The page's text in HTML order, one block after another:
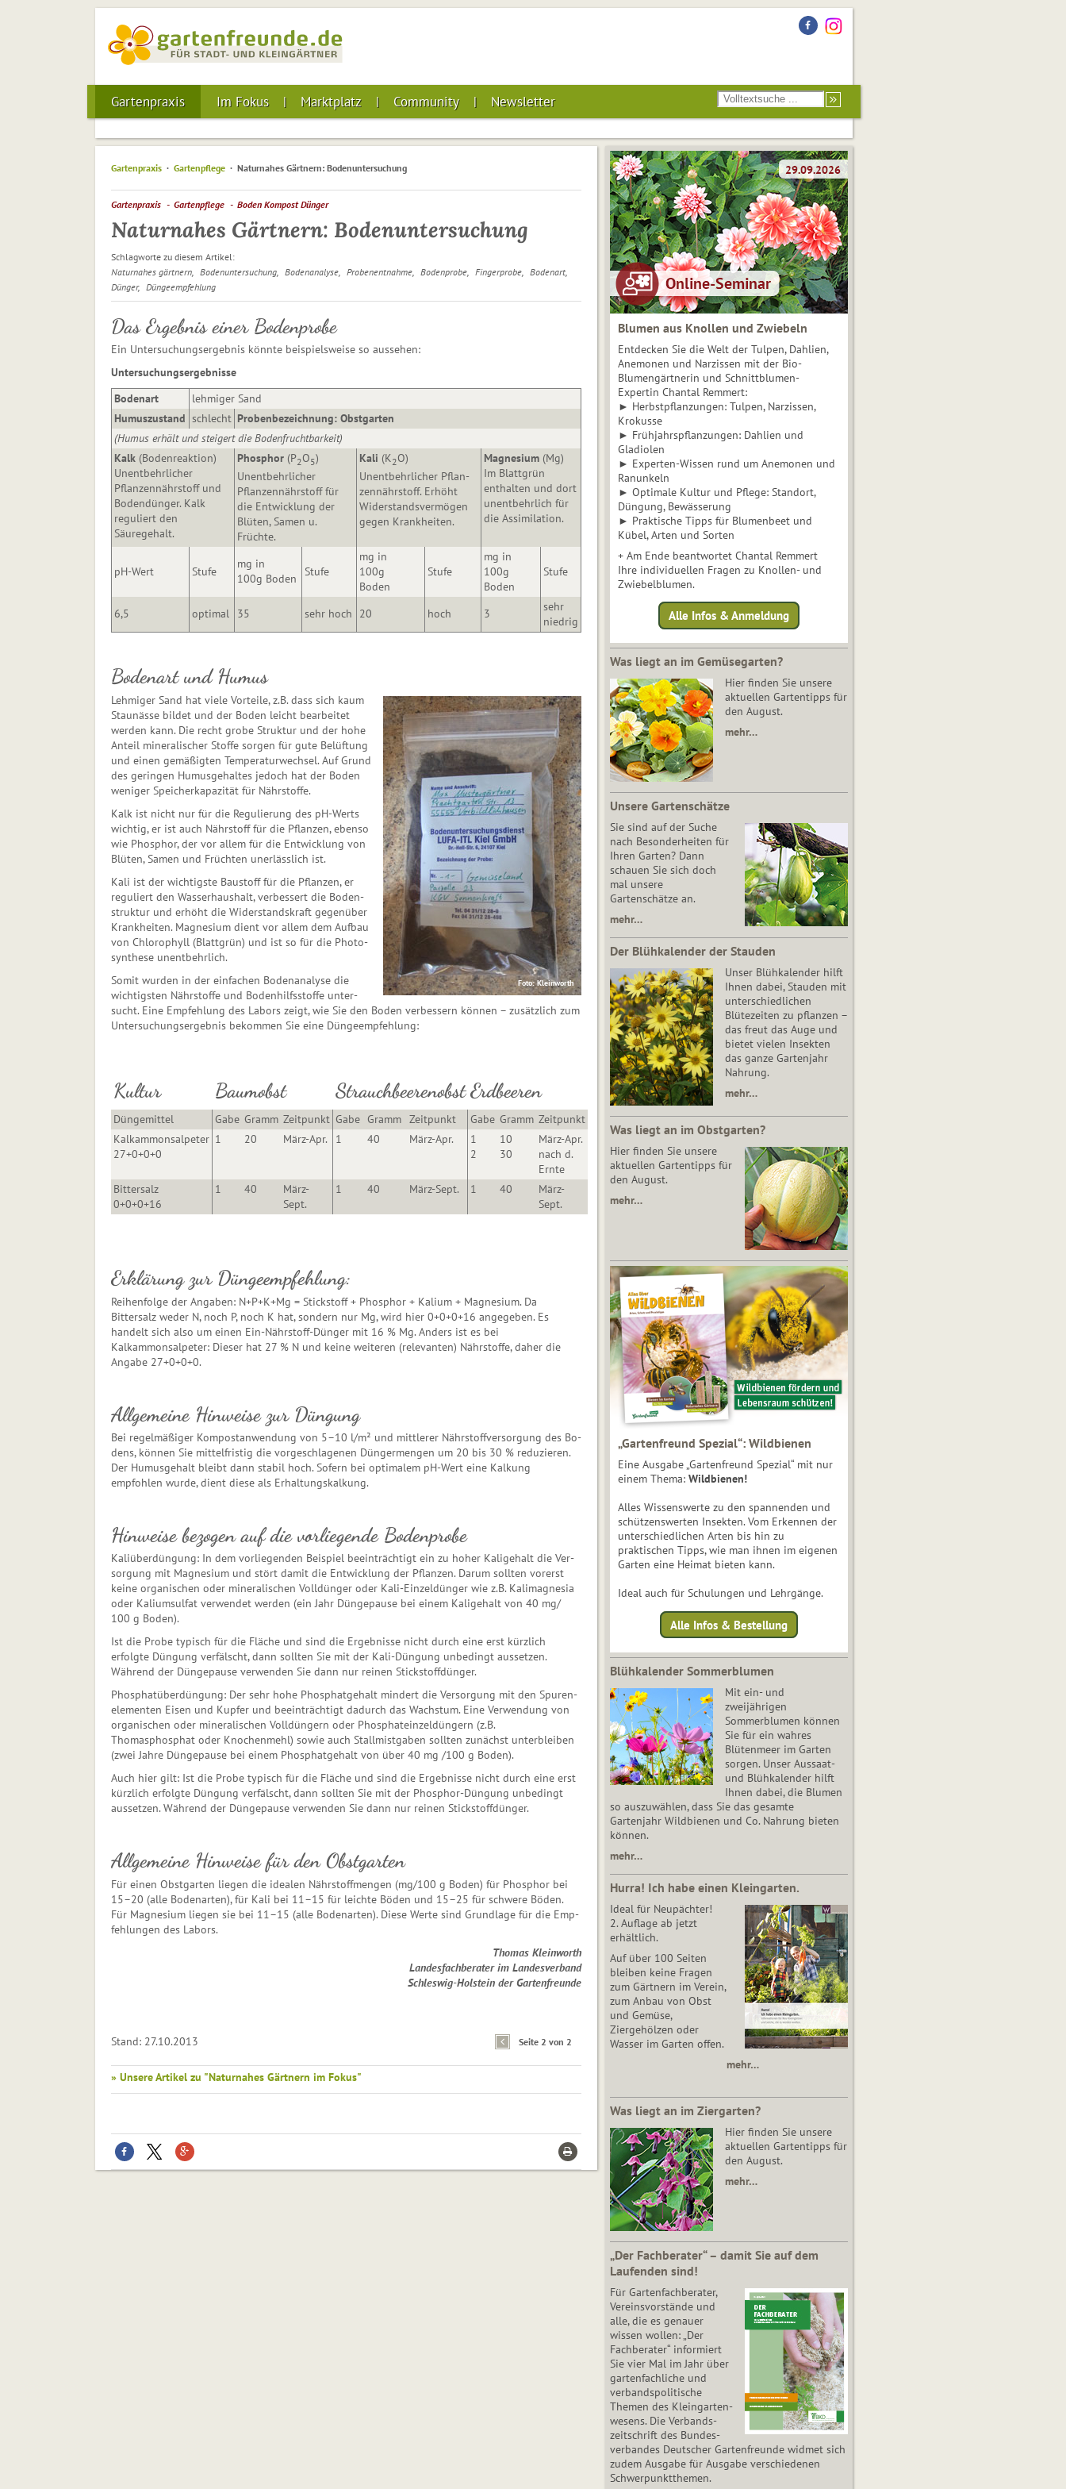
Gartenpraxis Im Fokus Marktplatz Community Newsletter
Gartenpraxis Gartenpflege Naturnahes Gärtnern: Bodenuntersuchung
Gartenpraxis Gartenpflege Boden Kompost Dünger
Naturnahes Gärtnern: Bodenuntersuchung
Schlagworte zu diesem Artikel:
Naturnahes gärtnern
Bodenuntersuchung Bodenanalyse Probenentnahme Bodenprobe Fingerprobe
Bodenart
Dünger
Düngeempfehlung
Das Ergebnis einer Bodenprobe
Ein Untersuchungsergebnis könnte beispielsweise so aussehen:
Untersuchungsergebnisse
Bodenart
lehmiger Sand
Humuszustand schlecht Probenbezeichnung: Obstgarten
(Humus erhält und steigert die Bodenfruchtbarkeit)
Kalk (Boden­reaktion)
Unentbehrlicher
Pflanzennährstoff und
Bodendünger. Kalk
reguliert den
Säuregehalt.
Phosphor (P2O5)
Unentbehrlicher
Pflanzennährstoff für
die Entwicklung der
Blüten, Samen u.
Früchte.
Kali (K2O)
Unentbehrlicher Pflan­
zennährstoff. Erhöht
Widerstandsvermögen
gegen Krankheiten.
Magnesium (Mg)
Im Blattgrün
enthalten und dort
unent­behr­lich für
die Assimilation.
pH-Wert Stufe
mg in
100g Boden
Stufe
mg in
100g
Boden
Stufe
mg in
100g
Boden
Stufe
6,5 optimal 35 sehr hoch 20 hoch 3
sehr
niedrig
Bodenart und Humus
Foto: Kleinworth
Lehmiger Sand hat viele Vorteile, z.B. dass sich kaum
Staunässe bildet und der Boden leicht bearbeitet
werden kann. Die recht grobe Struktur und der hohe
Anteil mineralischer Stoffe sorgen für gute Belüftung
und einen gemäßigten Temperaturwechsel. Auf Grund
des geringen Humusgehaltes jedoch hat der Boden
weniger Speicherkapazität für Nährstoffe.
Kalk ist nicht nur für die Regulierung des pH-Werts
wichtig, er ist auch Nährstoff für die Pflanzen, ebenso
wie Phosphor, der vor allem für die Entwicklung von
Blüten, Samen und Früchten unerlässlich ist.
Kali ist der wichtigste Baustoff für die Pflanzen, er
reguliert den Wasserhaushalt, verbessert die Bo­den­
struk­tur und erhöht die Widerstandskraft gegenüber
Krankheiten. Magnesium dient vor allem dem Aufbau
von Chlorophyll (Blattgrün) und ist so für die Pho­to­
syn­the­se unentbehrlich.
Somit wurden in der einfachen Bodenanalyse die
wich­tigs­ten Nährstoffe und Bodenhilfsstoffe un­ter­
sucht. Eine Empfehlung des Labors zeigt, wie Sie den Boden verbessern können – zusätzlich zum
Untersuchungsergebnis bekommen Sie eine Düngeempfehlung:
Kultur Baumobst Strauchbeerenobst Erdbeeren
Düngemittel Gabe Gramm Zeitpunkt Gabe Gramm Zeitpunkt Gabe Gramm Zeitpunkt
Kalkammonsalpeter
27+0+0+0
1 20 März-Apr. 1 40 März-Apr.
1
2
10
30
März-Apr.
nach d.
Ernte
Bittersalz
0+0+0+16
1 40
März-
Sept.
1 40 März-Sept. 1 40
März-
Sept.
Erklärung zur Düngeempfehlung:
Reihenfolge der Angaben: N+P+K+Mg = Stickstoff + Phosphor + Kalium + Magnesium. Da
Bittersalz weder N, noch P, noch K hat, sondern nur Mg, wird hier 0+0+0+16 angegeben. Es
handelt sich also um einen Ein-Nährstoff-Dünger mit 16 % Mg. Anders ist es bei
Kalkammonsalpeter: Dieser hat 27 % N und keine weiteren (relevanten) Nährstoffe, daher die
Angabe 27+0+0+0.
Allgemeine Hinweise zur Düngung
Bei regelmäßiger Kompostanwendung von 5–10 l/m² und mittlerer Nährstoffversorgung des Bo­
dens, können Sie mittelfristig die vorgeschlagenen Düngermengen um 20 bis 30 % reduzieren.
Der Humusgehalt bleibt dann stabil hoch. Sofern bei optimalem pH-Wert eine Kalkung
empfohlen wurde, dient diese als Erhaltungskalkung.
Hinweise bezogen auf die vorliegende Bodenprobe
Kaliüberdüngung: In dem vorliegenden Beispiel beeinträchtigt ein zu hoher Kaligehalt die Ver­
sor­gung mit Magnesium und stört damit die Entwicklung der Pflanzen. Darum sollten vorerst
keine organischen oder mineralischen Volldünger oder Kali-Einzeldünger wie z.B. Kalimagnesia
oder Kaliumsulfat verwendet werden (ein Jahr Düngepause bei einem Kaligehalt von 40 mg/
100 g Boden).
Ist die Probe typisch für die Fläche und sind die Ergebnisse nicht durch eine erst kürzlich
erfolgte Düngung verfälscht, dann sollten Sie mit der Kali-Düngung unbedingt aus­set­zen.
Während der Düngepause verwenden Sie dann nur reinen Stickstoffdünger.
Phosphatüberdüngung: Der sehr hohe Phosphatgehalt mindert die Versorgung mit den Spu­ren­
e­le­men­ten Eisen und Kupfer und beeinträchtigt dadurch das Wachstum. Eine Verwendung von
or­ga­ni­schen oder mineralischen Volldüngern oder Phosphateinzeldüngern (z.B.
Thomasphosphat oder Knochenmehl) sowie auch Stallmistgaben sollten zunächst unterbleiben
(zwei Jahre Düngepause bei einem Phosphatgehalt von über 40 mg /100 g Boden).
Auch hier gilt: Ist die Probe typisch für die Fläche und sind die Ergebnisse nicht durch eine erst
kürzlich erfolgte Düngung verfälscht, dann sollten Sie mit der Phosphor-Düngung unbedingt
aussetzen. Während der Düngepause verwenden Sie dann nur reinen Stickstoffdünger.
Allgemeine Hinweise für den Obstgarten
Für einen Obstgarten liegen die idealen Nährstoffmengen (mg/100 g Boden) für Phosphor bei
15–20 (alle Bodenarten), für Kali bei 11–15 für leichte Böden und 15–25 für schwere Böden.
Für Magnesium liegen sie bei 11–15 (alle Bodenarten). Diese Werte sind Grundlage für die Emp­
feh­lun­gen des Labors.
Thomas Kleinworth
Landesfachberater im Landesverband
Schleswig-Holstein der Gartenfreunde
Stand: 27.10.2013 Seite 2 von 2
» Unsere Artikel zu "Naturnahes Gärtnern im Fokus"
Blumen aus Knollen und Zwiebeln
Entdecken Sie die Welt der Tulpen, Dahlien,
Anemonen und Narzissen mit der Bio-
Blumengärtnerin und Schnittblumen-
Expertin Chantal Remmert:
► Herbstpflanzungen: Tulpen, Narzissen,
Krokusse
► Frühjahrspflanzungen: Dahlien und
Gladiolen
► Experten-Wissen rund um Anemonen und
Ranunkeln
► Optimale Kultur und Pflege: Standort,
Düngung, Bewässerung
► Praktische Tipps für Blumenbeet und
Kübel, Arten und Sorten
+ Am Ende beantwortet Chantal Remmert
Ihre individuellen Fragen zu Knollen- und
Zwiebelblumen.
Alle Infos & Anmeldung
Was liegt an im Gemüsegarten?
Hier finden Sie unsere
aktuellen Gartentipps für
den August.
mehr…
Unsere Gartenschätze
Sie sind auf der Suche
nach Besonderheiten für
Ihren Garten? Dann
schauen Sie sich doch
mal unsere
Gartenschätze an.
mehr…
Der Blühkalender der Stauden
Unser Blühkalender hilft
Ihnen dabei, Stauden mit
unterschiedlichen
Blütezeiten zu pflanzen –
das freut das Auge und
bietet vielen Insekten
das ganze Gartenjahr
Nahrung.
mehr…
Was liegt an im Obstgarten?
Hier finden Sie unsere
aktuellen Gartentipps für
den August.
mehr…
„Gartenfreund Spezial“: Wildbienen
Eine Ausgabe „Gartenfreund Spezial“ mit nur
einem Thema: Wildbienen!
Alles Wissenswerte zu den spannenden und
schützenswerten Insekten. Vom Erkennen der
unterschiedlichen Arten bis hin zu
praktischen Tipps, wie man ihnen im eigenen
Garten eine Heimat bieten kann.
Ideal auch für Schulungen und Lehrgänge.
Alle Infos & Bestellung
Blühkalender Sommerblumen
Mit ein- und
zweijährigen
Sommerblumen können
Sie für ein wahres
Blütenmeer im Garten
sorgen. Unser Aussaat-
und Blühkalender hilft
Ihnen dabei, die Blumen
so auszuwählen, dass Sie das gesamte
Gartenjahr Wildbienen und Co. Nahrung bieten
können.
mehr…
Hurra! Ich habe einen Kleingarten.
Ideal für Neupächter!
2. Auflage ab jetzt
erhältlich.
Auf über 100 Seiten
bleiben keine Fragen
zum Gärtnern im Verein,
zum Anbau von Obst
und Gemüse,
Ziergehölzen oder
Wasser im Garten offen.
mehr…
Was liegt an im Ziergarten?
Hier finden Sie unsere
aktuellen Gartentipps für
den August.
mehr…
„Der Fachberater“ – damit Sie auf dem
Laufenden sind!
Für Gartenfachberater,
Vereinsvorstände und
alle, die es genauer
wissen wollen: „Der
Fachberater“ informiert
Sie vier Mal im Jahr über
gartenfachliche und
verbandspolitische
Themen des Klein­gar­ten­
wesens. Die Ver­bands­
zeit­schrift des Bun­des­
ver­ban­des Deutscher Gartenfreunde widmet sich
zudem Ausgabe für Ausgabe verschiedenen
Schwer­punkt­the­men.